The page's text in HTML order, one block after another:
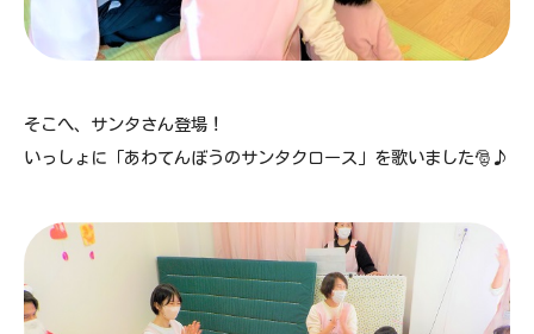
そこへ、サンタさん登場！
いっしょに「あわてんぼうのサンタクロース」を歌いました🎅♪